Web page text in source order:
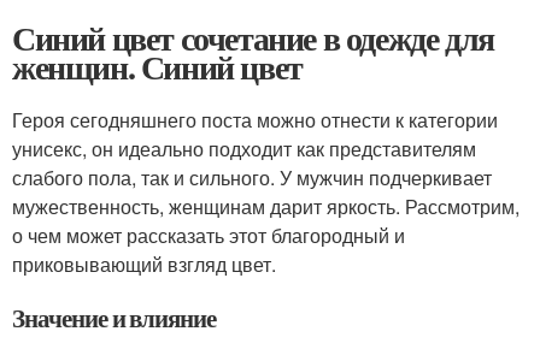
Синий цвет сочетание в одежде для
женщин. Синий цвет
Героя сегодняшнего поста можно отнести к категории
унисекс, он идеально подходит как представителям
слабого пола, так и сильного. У мужчин подчеркивает
мужественность, женщинам дарит яркость. Рассмотрим,
о чем может рассказать этот благородный и
приковывающий взгляд цвет.
Значение и влияние